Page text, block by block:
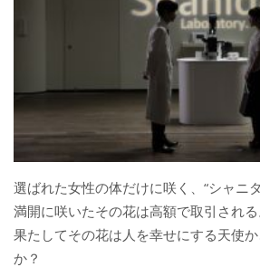
選ばれた女性の体だけに咲く、“シャニダ
満開に咲いたその花は高額で取引される
果たしてその花は人を幸せにする天使
か？